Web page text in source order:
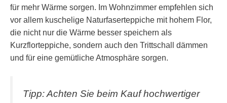
für mehr Wärme sorgen. Im Wohnzimmer empfehlen sich
vor allem kuschelige Naturfaserteppiche mit hohem Flor,
die nicht nur die Wärme besser speichern als
Kurzflorteppiche, sondern auch den Trittschall dämmen
und für eine gemütliche Atmosphäre sorgen.
Tipp: Achten Sie beim Kauf hochwertiger